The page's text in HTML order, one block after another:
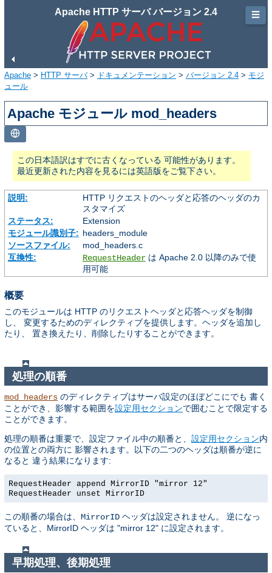
Apache HTTP サーバ バージョン 2.4
Apache > HTTP サーバ> ドキュメンテーション > バージョン 2.4 > モジ
ュール
Apache モジュール mod_headers
この日本語訳はすでに古くなっている 可能性があります。
最近更新された内容を見るには英語版をご覧下さい。
説明:
HTTP リクエストのヘッダと応答のヘッダのカ
スタマイズ
ステータス:
Extension
モジュール識別子: headers_module
ソースファイル:
mod_headers.c
互換性:
RequestHeaderは Apache 2.0 以降のみで使
用可能
概要
このモジュールは HTTP のリクエストヘッダと応答ヘッダを制御
し、 変更するためのディレクティブを提供します。ヘッダを追加し
たり、 置き換えたり、削除したりすることができます。
処理の順番
mod_headers のディレクティブはサーバ設定のほぼどこにでも 書く
ことができ、影響する範囲を設定用セクションで囲むことで限定する
ことができます。
処理の順番は重要で、設定ファイル中の順番と、 設定用セクション内
の位置との両方に 影響されます。以下の二つのヘッダは順番が逆に
なると 違う結果になります:
RequestHeader append MirrorID "mirror 12"
RequestHeader unset MirrorID
この順番の場合は、 MirrorID ヘッダは設定されません。 逆になっ
ていると、MirrorID ヘッダは "mirror 12" に設定されます。
早期処理、後期処理
☰